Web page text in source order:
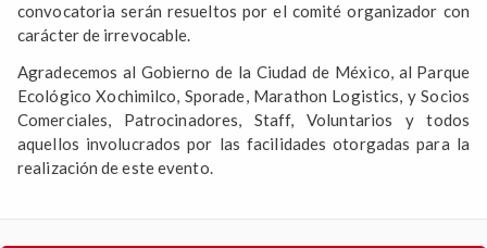
convocatoria serán resueltos por el comité organizador con
carácter de irrevocable.
Agradecemos al Gobierno de la Ciudad de México, al Parque
Ecológico Xochimilco, Sporade, Marathon Logistics, y Socios
Comerciales, Patrocinadores, Staff, Voluntarios y todos
aquellos involucrados por las facilidades otorgadas para la
realización de este evento.